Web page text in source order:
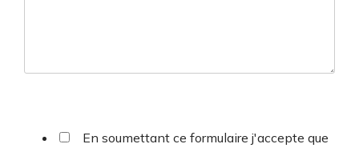
En soumettant ce formulaire j'accepte que